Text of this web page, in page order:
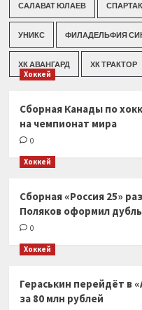
САЛАВАТ ЮЛАЕВ СПАРТАК
УНИКС ФИЛАДЕЛЬФИЯ
ХК АВАНГАРД ХК ТРАКТОР
Хоккей
Сборная Канады по
на чемпионат мира
0
Хоккей
Сборная «Россия 25»
Поляков оформил дубль
0
Хоккей
Гераськин перейдёт в
за 80 млн рублей